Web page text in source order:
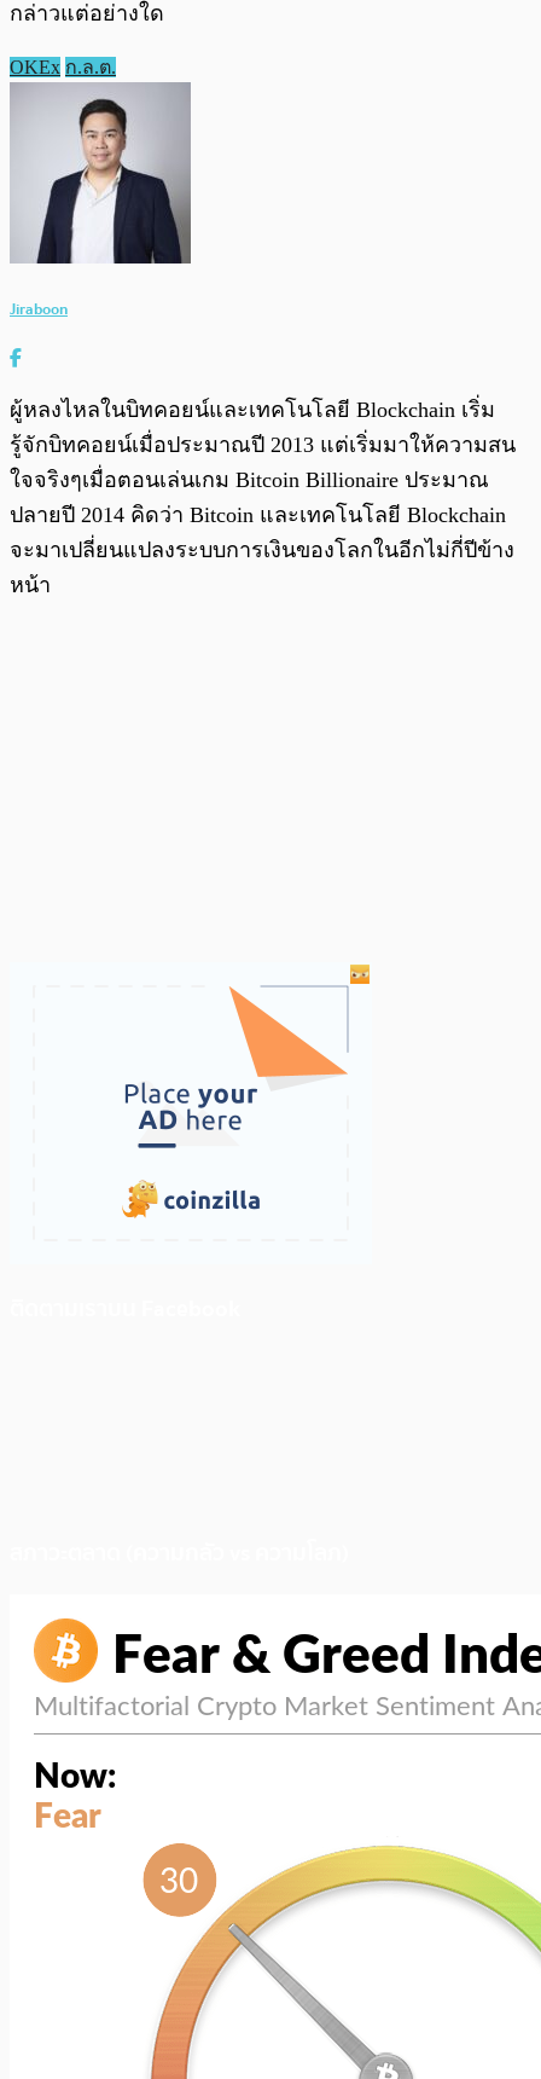
กล่าวแต่อย่างใด
OKEx ก.ล.ต.
Jiraboon
ผู้หลงไหลในบิทคอยน์และเทคโนโลยี Blockchain เริ่ม
รู้จักบิทคอยน์เมื่อประมาณปี 2013 แต่เริ่มมาให้ความสน
ใจจริงๆเมื่อตอนเล่นเกม Bitcoin Billionaire ประมาณ
ปลายปี 2014 คิดว่า Bitcoin และเทคโนโลยี Blockchain
จะมาเปลี่ยนแปลงระบบการเงินของโลกในอีกไม่กี่ปีข้าง
หน้า